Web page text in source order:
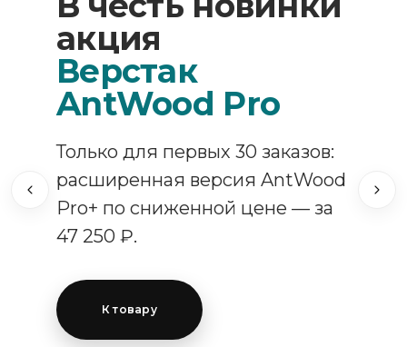
акция
Верстак
AntWood Pro
Только для первых 30 заказов:
расширенная версия AntWood
Pro+ по сниженной цене — за
47 250 ₽.
К товару